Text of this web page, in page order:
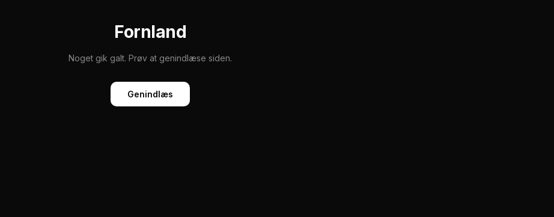
Fornland
Noget gik galt. Prøv at genindlæse siden.
Genindlæs